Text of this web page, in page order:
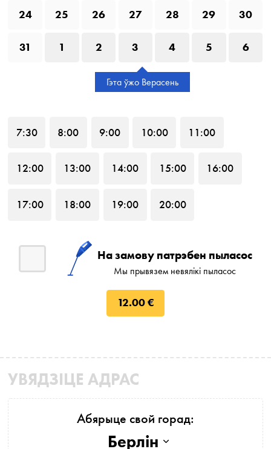
24 25 26 27 28 29 30
31 1 2 3 4 5 6
Гэта ўжо Верасень
7:30 8:00 9:00 10:00 11:00
12:00 13:00 14:00 15:00 16:00
17:00 18:00 19:00 20:00
На замову патрэбен пыласос
Мы прывязем невялікі пыласос
12.00 €
УВЯДЗІЦЕ АДРАС
Абярыце свой горад:
Берлін